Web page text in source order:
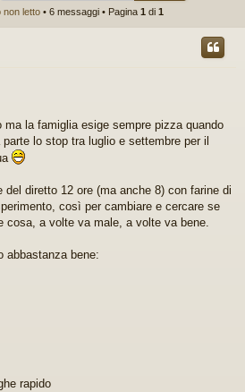
non letto • 6 messaggi • Pagina 1 di 1
la famiglia esige sempre pizza quando
lo stop tra luglio e settembre per il
diretto 12 ore (ma anche 8) con farine di
così per cambiare e cercare se
cosa, a volte va male, a volte va bene.
abbastanza bene:
rapido